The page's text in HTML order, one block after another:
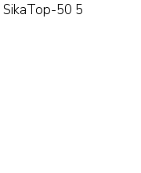
SikaTop-50 5